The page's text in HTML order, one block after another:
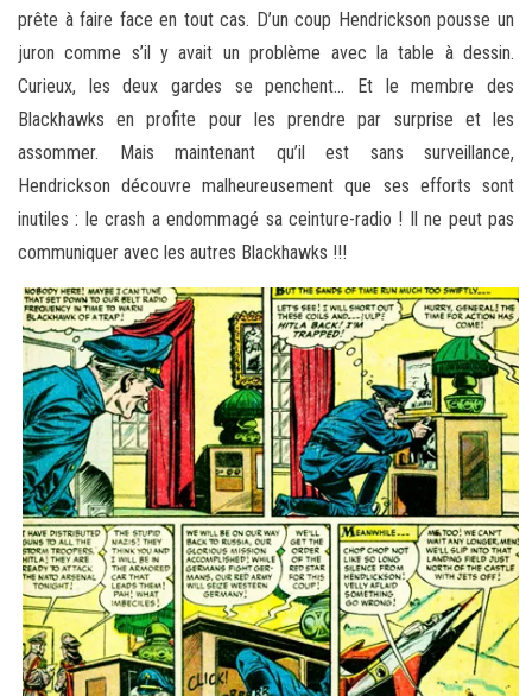
prête à faire face en tout cas. D’un coup Hendrickson pousse un
juron comme s’il y avait un problème avec la table à dessin.
Curieux, les deux gardes se penchent… Et le membre des
Blackhawks en profite pour les prendre par surprise et les
assommer. Mais maintenant qu’il est sans surveillance,
Hendrickson découvre malheureusement que ses efforts sont
inutiles : le crash a endommagé sa ceinture-radio ! Il ne peut pas
communiquer avec les autres Blackhawks !!!